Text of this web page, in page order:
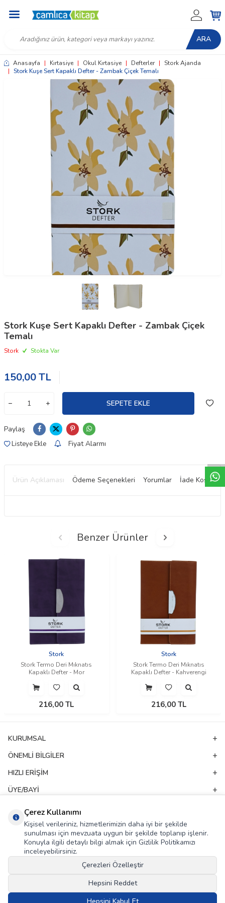
ARA
Anasayfa | Kırtasiye | Okul Kırtasiye | Defterler | Stork Ajanda
| Stork Kuşe Sert Kapaklı Defter - Zambak Çiçek Temalı
Stork Kuşe Sert Kapaklı Defter - Zambak Çiçek
Temalı
Stork Stokta Var
150,00TL
SEPETE EKLE
Paylaş
Listeye Ekle Fiyat Alarmı
Ürün Açıklaması Ödeme Seçenekleri Yorumlar İade Koşulları
Benzer Ürünler
Stork
Stork Termo Deri Mıknatıs
Kapaklı Defter - Mor
216,00 TL
Stork
Stork Termo Deri Mıknatıs
Kapaklı Defter - Kahverengi
216,00TL
KURUMSAL
ÖNEMLI BILGILER
HIZLI ERIŞIM
ÜYE/BAYI
E-Bülten Aboneliği
Kampanya ve yeniliklerden haberdar olmak için e-bültenimize abone olun!
KVKK Sözleşmesi'ni, Okudum, Kabul Ediyorum.
Çerez Kullanımı
Kişisel verileriniz, hizmetlerimizin daha iyi bir şekilde
sunulması için mevzuata uygun bir şekilde toplanıp işlenir.
Konuyla ilgili detaylı bilgi almak için Gizlilik Politikamızı
inceleyebilirsiniz.
Çerezleri Özelleştir
Hepsini Reddet